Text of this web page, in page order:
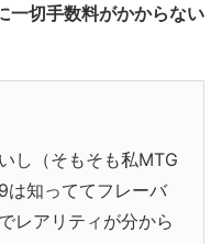
一切手数料がかからない
し（そもそも私MTG
は知っててフレーバ
レアリティが分から